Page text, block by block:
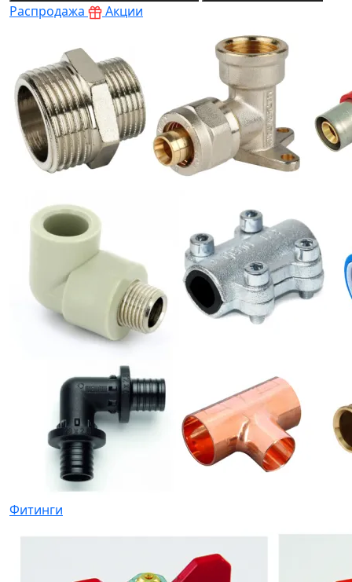
Системы контроля протечки воды
Распродажа
Акции
Фитинги